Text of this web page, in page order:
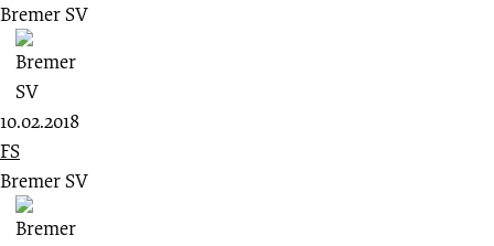
Bremer SV
10.02.2018
FS
Bremer SV